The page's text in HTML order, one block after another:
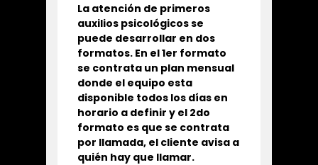
La atención de primeros
auxilios psicológicos se
puede desarrollar en dos
formatos. En el 1er formato
se contrata un plan mensual
donde el equipo esta
disponible todos los días en
horario a definir y el 2do
formato es que se contrata
por llamada, el cliente avisa a
quién hay que llamar.